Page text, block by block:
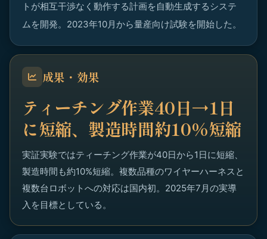
トが相互干渉なく動作する計画を自動生成するシステ
ムを開発。2023年10月から量産向け試験を開始した。
成果・効果
ティーチング作業40日→1日
に短縮、製造時間約10%短縮
実証実験ではティーチング作業が40日から1日に短縮、
製造時間も約10%短縮。複数品種のワイヤーハーネスと
複数台ロボットへの対応は国内初。2025年7月の実導
入を目標としている。